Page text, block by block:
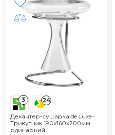
3 24
Декантер-сушарка de Luxe -
Трикутник 190x160x200мм
одинарний